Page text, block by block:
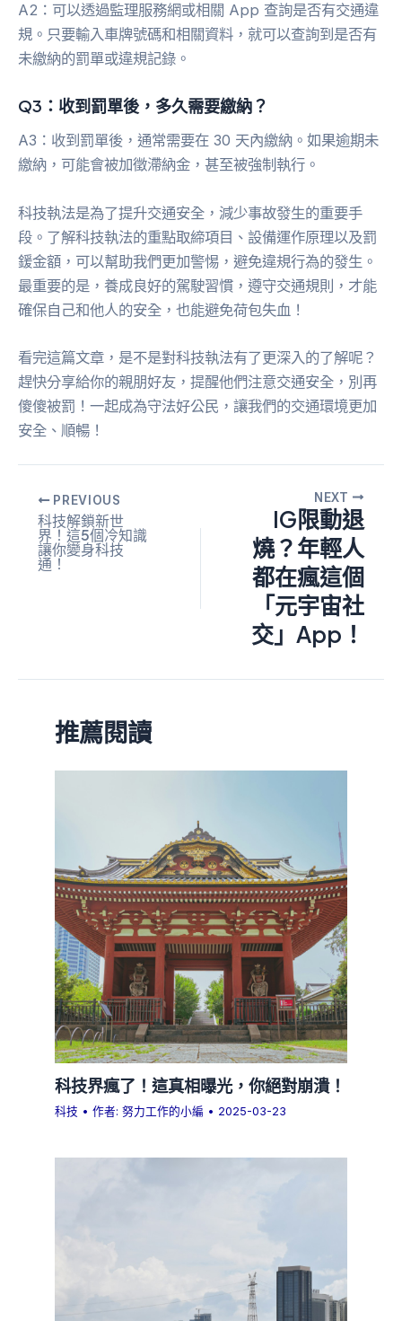
A2：可以透過監理服務網或相關 App 查詢是否有交通違
規。只要輸入車牌號碼和相關資料，就可以查詢到是否有
未繳納的罰單或違規記錄。
Q3：收到罰單後，多久需要繳納？
A3：收到罰單後，通常需要在 30 天內繳納。如果逾期未
繳納，可能會被加徵滯納金，甚至被強制執行。
科技執法是為了提升交通安全，減少事故發生的重要手
段。了解科技執法的重點取締項目、設備運作原理以及罰
鍰金額，可以幫助我們更加警惕，避免違規行為的發生。
最重要的是，養成良好的駕駛習慣，遵守交通規則，才能
確保自己和他人的安全，也能避免荷包失血！
看完這篇文章，是不是對科技執法有了更深入的了解呢？
趕快分享給你的親朋好友，提醒他們注意交通安全，別再
傻傻被罰！一起成為守法好公民，讓我們的交通環境更加
安全、順暢！
PREVIOUS
科技解鎖新世
界！這5個冷知識
讓你變身科技
通！
NEXT
IG限動退
燒？年輕人
都在瘋這個
「元宇宙社
交」App！
推薦閱讀
科技界瘋了！這真相曝光，你絕對崩潰！
科技 • 作者:努力工作的小編 • 2025-03-23